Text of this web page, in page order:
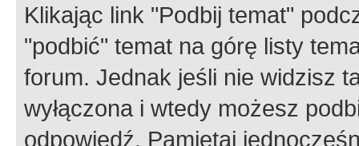
Klikając link "Podbij temat"
"podbić" temat na górę listy
forum. Jednak jeśli nie widzisz
wyłączona i wtedy możesz
odpowiedź. Pamiętaj